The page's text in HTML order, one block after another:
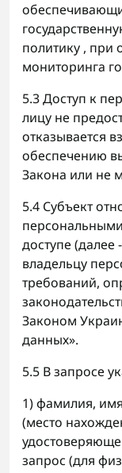
политику , при
мониторинга
5.3 Доступ к
лицу не
отказывается
обеспечению
Закона или не
5.4 Субъект
доступе
владельцу
требований,
Законом
данных».
5.5 В запросе
1) фамилия,
(место
запрос (для